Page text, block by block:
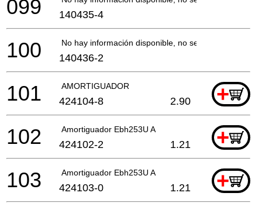
099 140435-4
No hay información disponible, no se puede pedir
100 140436-2
AMORTIGUADOR +
101 424104-8 2.90
Amortiguador Ebh253U A +
102 424102-2 1.21
Amortiguador Ebh253U A +
103 424103-0 1.21